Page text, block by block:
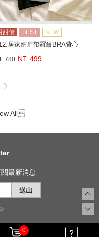
甜價 BEST NEW
居家細肩帶羅紋BRA背心
780 NT. 499
All
最新消息
送出
計
0